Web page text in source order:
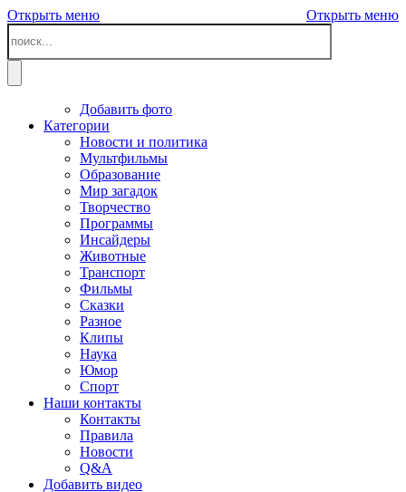
Открыть меню Открыть меню
Добавить фото
Категории
Новости и политика
Мультфильмы
Образование
Мир загадок
Творчество
Программы
Инсайдеры
Животные
Транспорт
Фильмы
Сказки
Разное
Клипы
Наука
Юмор
Спорт
Наши контакты
Контакты
Правила
Новости
Q&A
Добавить видео